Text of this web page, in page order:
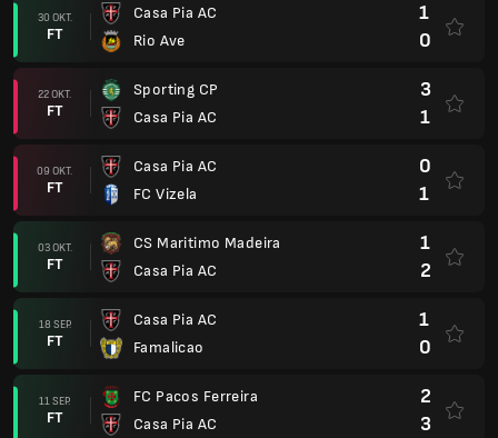
30 OKT.
FT
Casa Pia AC
Rio Ave
1
0
22 OKT.
FT
Sporting CP
Casa Pia AC
3
1
09 OKT.
FT
Casa Pia AC
FC Vizela
0
1
03 OKT.
FT
CS Maritimo Madeira
Casa Pia AC
1
2
18 SEP.
FT
Casa Pia AC
Famalicao
1
0
11 SEP.
FT
FC Pacos Ferreira
Casa Pia AC
2
3